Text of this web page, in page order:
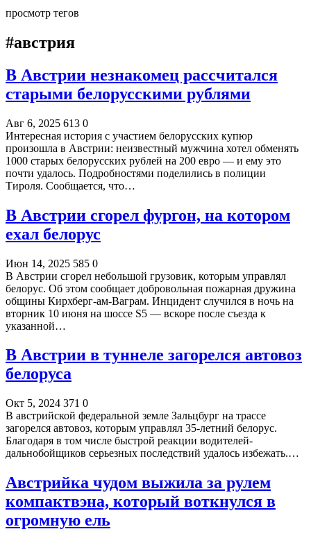
просмотр тегов
#австрия
В Австрии незнакомец рассчитался
старыми белорусскими рублями
Авг 6, 2025 613 0
Интересная история с участием белорусских купюр
произошла в Австрии: неизвестный мужчина хотел обменять
1000 старых белорусских рублей на 200 евро — и ему это
почти удалось. Подробностями поделились в полиции
Тироля. Сообщается, что…
В Австрии сгорел фургон, на котором
ехал белорус
Июн 14, 2025 585 0
В Австрии сгорел небольшой грузовик, которым управлял
белорус. Об этом сообщает добровольная пожарная дружина
общины Кирхберг-ам-Ваграм. Инцидент случился в ночь на
вторник 10 июня на шоссе S5 — вскоре после съезда к
указанной…
В Австрии в туннеле загорелся автовоз
белоруса
Окт 5, 2024 371 0
В австрийской федеральной земле Зальцбург на трассе
загорелся автовоз, которым управлял 35-летний белорус.
Благодаря в том числе быстрой реакции водителей-
дальнобойщиков серьезных последствий удалось избежать.…
Австрийка чудом выжила за рулем
компактвэна, который воткнулся в
огромную ель